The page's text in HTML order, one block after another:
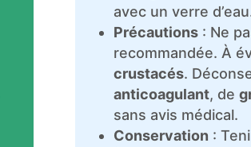
avec un verre
Précautions : Ne
recommandée. À
crustacés.
anticoagulant, de
sans avis médical.
Conservation :